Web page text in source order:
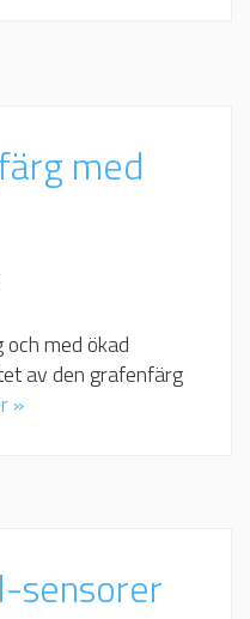
med
med ökad
av den grafenfärg
»
sensorer